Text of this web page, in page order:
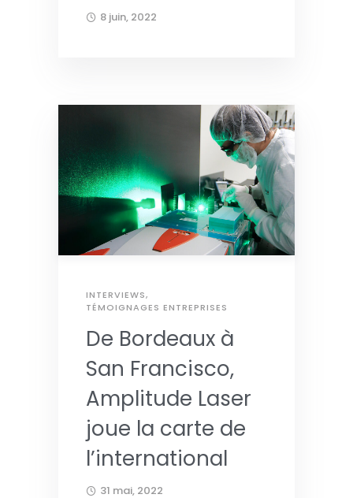
8 juin, 2022
INTERVIEWS,
TÉMOIGNAGES ENTREPRISES
De Bordeaux à
San Francisco,
Amplitude Laser
joue la carte de
l’international
31 mai, 2022